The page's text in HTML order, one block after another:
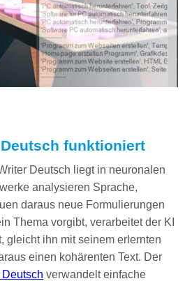
funktioniert
Deutsch liegt in neuronalen
analysieren Sprache,
daraus neue Formulierungen
Thema vorgibt, verarbeitet der KI
gleicht ihn mit seinem erlernten
einen kohärenten Text. Der
verwandelt einfache